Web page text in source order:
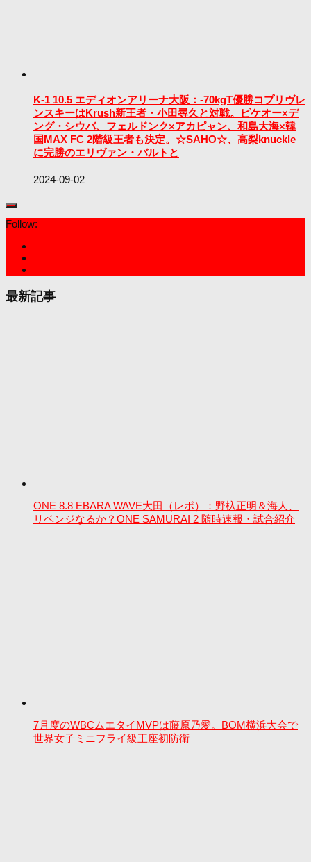
K-1 10.5 エディオンアリーナ大阪：-70kgT優勝コプリヴレ
ンスキーはKrush新王者・小田尋久と対戦。ピケオー×デ
ング・シウバ、フェルドンク×アカピャン、和島大海×韓
国MAX FC 2階級王者も決定。☆SAHO☆、高梨knuckle
に完勝のエリヴァン・バルトと
2024-09-02
Follow:
最新記事
ONE 8.8 EBARA WAVE大田（レポ）：野杁正明＆海人、
リベンジなるか？ONE SAMURAI 2 随時速報・試合紹介
7月度のWBCムエタイMVPは藤原乃愛。BOM横浜大会で
世界女子ミニフライ級王座初防衛